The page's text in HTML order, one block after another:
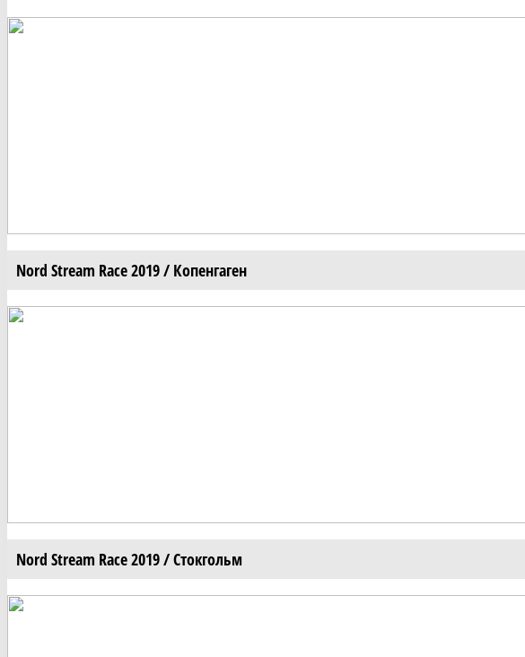
Nord Stream Race 2019 / Копенгаген
Nord Stream Race 2019 / Стокгольм